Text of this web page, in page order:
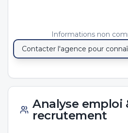
Informations non
Contacter l'agence pour
Analyse emploi
recrutement